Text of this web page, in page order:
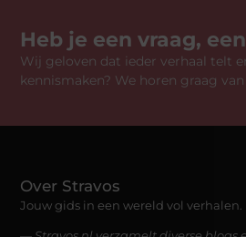
Heb je een vraag,
Wij geloven dat ieder verhaal telt
kennismaken? We horen graag van
Over Stravos
Jouw gids in een wereld vol verhalen.